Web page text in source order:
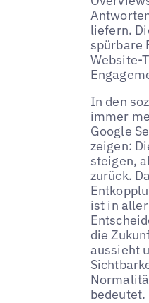
liefern.
spürbare
Website-
In den
immer
Google
zeigen:
steigen,
zurück.
ist in
die
aussieht
bedeutet.